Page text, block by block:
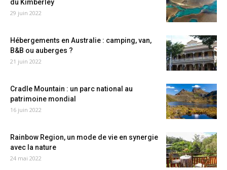
du Kimberley
29 juin 2022
Hébergements en Australie : camping, van,
B&B ou auberges ?
21 juin 2022
Cradle Mountain : un parc national au
patrimoine mondial
16 juin 2022
Rainbow Region, un mode de vie en synergie
avec la nature
24 mai 2022